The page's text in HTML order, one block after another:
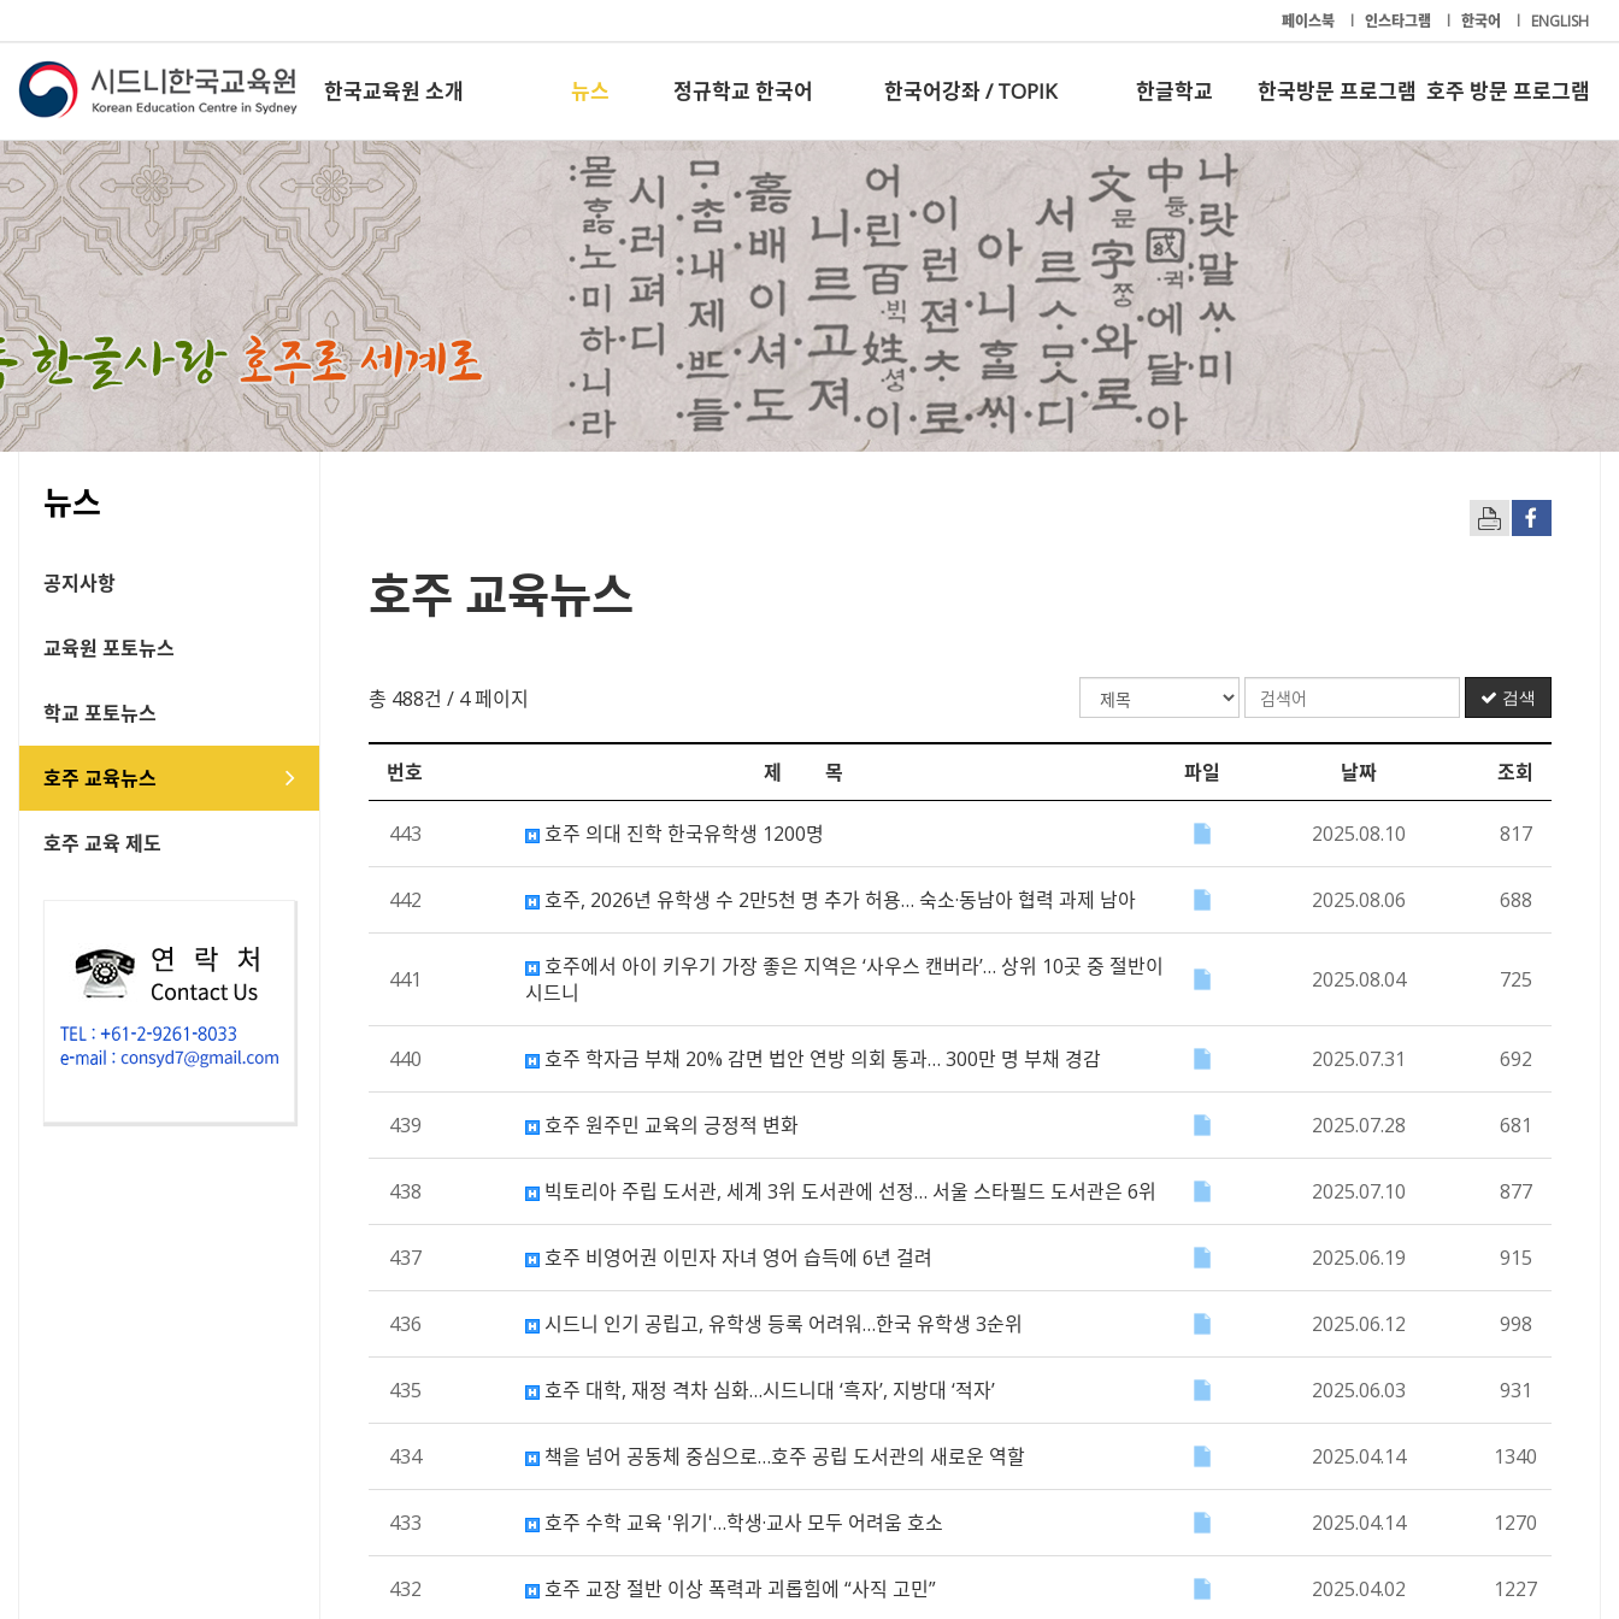
페이스북 l 인스타그램 l 한국어 l ENGLISH
한국교육원 소개 뉴스 정규학교 한국어 한국어강좌 / TOPIK 한글학교 한국방문 프로그램 호주 방문 프로그램
뉴스
공지사항
교육원 포토뉴스
학교 포토뉴스
호주 교육뉴스
호주 교육 제도
호주 교육뉴스
총 488건 / 4 페이지 검색
번호 제 목 파일 날짜 조회
443 호주 의대 진학 한국유학생 1200명 2025.08.10 817
442 호주, 2026년 유학생 수 2만5천 명 추가 허용… 숙소·동남아 협력 과제 남아 2025.08.06 688
441
호주에서 아이 키우기 가장 좋은 지역은 ‘사우스 캔버라’… 상위 10곳 중 절반이
시드니
2025.08.04 725
440 호주 학자금 부채 20% 감면 법안 연방 의회 통과… 300만 명 부채 경감 2025.07.31 692
439 호주 원주민 교육의 긍정적 변화 2025.07.28 681
438 빅토리아 주립 도서관, 세계 3위 도서관에 선정… 서울 스타필드 도서관은 6위 2025.07.10 877
437 호주 비영어권 이민자 자녀 영어 습득에 6년 걸려 2025.06.19 915
436 시드니 인기 공립고, 유학생 등록 어려워…한국 유학생 3순위 2025.06.12 998
435 호주 대학, 재정 격차 심화…시드니대 ‘흑자’, 지방대 ‘적자’ 2025.06.03 931
434 책을 넘어 공동체 중심으로…호주 공립 도서관의 새로운 역할 2025.04.14 1340
433 호주 수학 교육 '위기'…학생·교사 모두 어려움 호소 2025.04.14 1270
432 호주 교장 절반 이상 폭력과 괴롭힘에 “사직 고민” 2025.04.02 1227